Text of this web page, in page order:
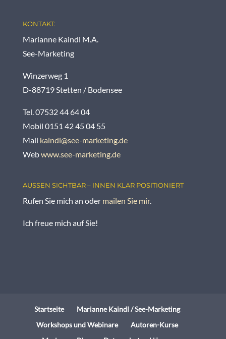
KONTAKT:
Marianne Kaindl M.A.
See-Marketing
Winzerweg 1
D-88719 Stetten / Bodensee
Tel. 07532 44 64 04
Mobil 0151 42 45 04 55
Mail kaindl@see-marketing.de
Webwww.see-marketing.de
AUSSEN SICHTBAR – INNEN KLAR POSITIONIERT
Rufen Sie mich an oder mailen Sie mir.
Ich freue mich auf Sie!
Startseite
Marianne Kaindl / See-Marketing
Workshops und Webinare
Autoren-Kurse